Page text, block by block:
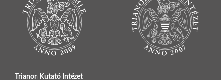
Trianon Kutató Intézet